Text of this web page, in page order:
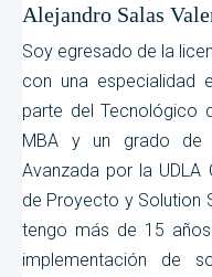
Alejandro Salas
Soy egresado de la
con una especialidad
parte del Tecnológico
MBA y un grado de
Avanzada por la UDLA
de Proyecto y Solution
tengo más de 15
implementación de